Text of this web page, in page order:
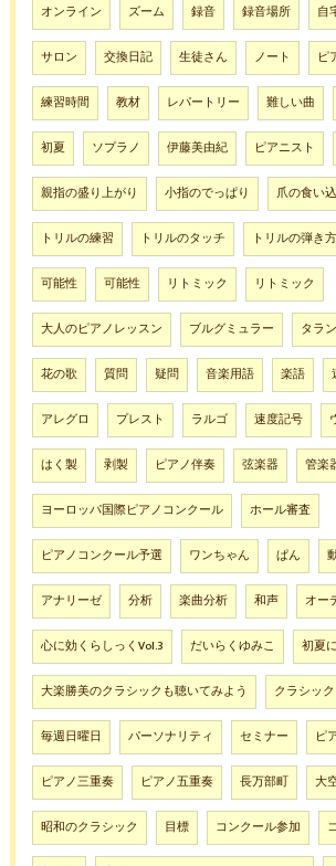
オンライン ズーム 録音 録音場所 自
サロン 交換日記 生徒さん ノート ピ
練習時間 教材 レパートリー 難しい曲
初夏 ソプラノ 伊藤美由紀 ピアニスト
親指の盛り上がり 小指のでっぱり 爪の食い
トリルの練習 トリルのタッチ トリルの弾き方
可能性 可能性 リトミック リトミック
大人のピアノレッスン ブルグミュラー タラ
花の歌 質問 疑問 音楽用語 楽語
アレグロ プレスト ラルゴ 速度記号
はく製 剥製 ピアノ伴奏 弦楽器 管楽
ヨーロッパ国際ピアノコンクール ホール審査
ピアノコンクール予選 ワンちゃん ぱん
アナリーゼ 分析 楽曲分析 和声 オー
心に効くらしっくVol.3 だいらくゆみこ 初夏
大楽勝美のクラシックも聴いてみよう クラシック
毎週日曜日 パーソナリティ セミナー ピ
ピアノ三重奏 ピアノ五重奏 長万部町 大
昭和のクラシック 目標 コンクール参加